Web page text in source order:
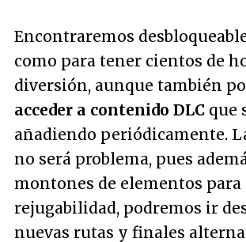
Encontraremos
como para tener cientos de
diversión, aunque también
acceder a contenido DLC que
añadiendo periódicamente.
no será problema, pues
montones de elementos
rejugabilidad, podremos ir
nuevas rutas y finales